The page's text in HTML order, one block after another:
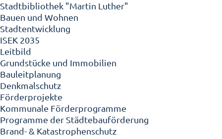
Stadtbibliothek "Martin Luther"
Bauen und Wohnen
Stadtentwicklung
ISEK 2035
Leitbild
Grundstücke und Immobilien
Bauleitplanung
Denkmalschutz
Förderprojekte
Kommunale Förderprogramme
Programme der Städtebauförderung
Brand- & Katastrophenschutz